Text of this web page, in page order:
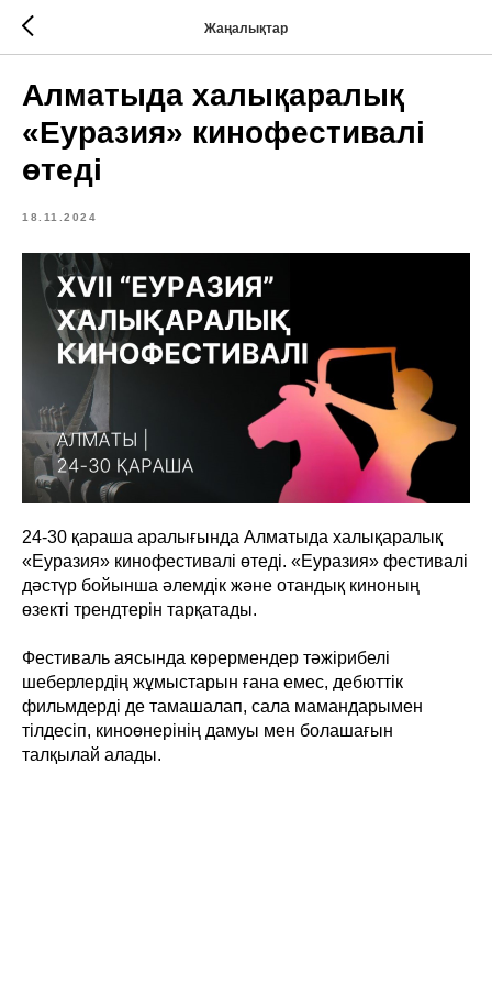
Жаңалықтар
Алматыда халықаралық
«Еуразия» кинофестивалі
өтеді
18.11.2024
24-30 қараша аралығында Алматыда халықаралық
«Еуразия» кинофестивалі өтеді. «Еуразия» фестивалі
дәстүр бойынша әлемдік және отандық киноның
өзекті трендтерін тарқатады.
Фестиваль аясында көрермендер тәжірибелі
шеберлердің жұмыстарын ғана емес, дебюттік
фильмдерді де тамашалап, сала мамандарымен
тілдесіп, киноөнерінің дамуы мен болашағын
талқылай алады.